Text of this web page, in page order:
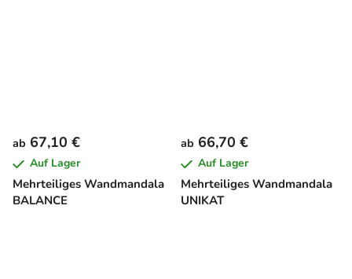
Mehrteiliges Wandmandala
BALANCE
ab 67,10 €
Auf Lager
Mehrteiliges Wandmandala
UNIKAT
ab 66,70 €
Auf Lager